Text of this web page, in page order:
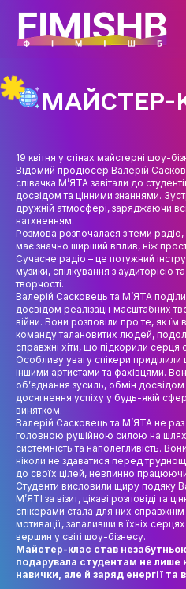
ГОЛОВНА
ІНДУСТРІЇ ДОЗВІЛЛЯ
ОСВІТНЯ
ОСВІТНІ
ПРАКТИКА
СИЛАБУСИ
НАУКА
НАПРЯМИ
НАУК.РОБОТА
ВИДАВНИЧА
ПІДВИЩЕННЯ
ЯКІСТЬ ОСВІТИ
АКАДЕМІЧНА
АКАДЕМІЧНА
СПІВПРАЦЯ
МАЙСТЕР-
19 квітня у стінах майстерні шоу-
Відомий продюсер Валерій
співачка М’ЯТА завітали до
досвідом та цінними знаннями.
дружній атмосфері, заряджаючи
натхненням.
Розмова розпочалася з теми радіо,
має значно ширший вплив, ніж
Сучасне радіо – це потужний
музики, спілкування з аудиторією
творчості.
Валерій Сасковець та М’ЯТА
досвідом реалізації масштабних
війни. Вони розповіли про те, як їм
команду талановитих людей,
справжні хіти, що підкорили серця
Особливу увагу спікери приділили
іншими артистами та фахівцями.
об’єднання зусиль, обмін
досягнення успіху у будь-якій
винятком.
Валерій Сасковець та М’ЯТА не
головною рушійною силою на
системність та наполегливість.
ніколи не здаватися перед
до своїх цілей, невпинно
Студенти висловили щиру подяку
М’ЯТІ за візит, цікаві розповіді та
спікерами стала для них
мотивації, запаливши в їхніх
вершин у світі шоу-бізнесу.
Майстер-клас став
подарувала студентам не лише
навички, але й заряд енергії та